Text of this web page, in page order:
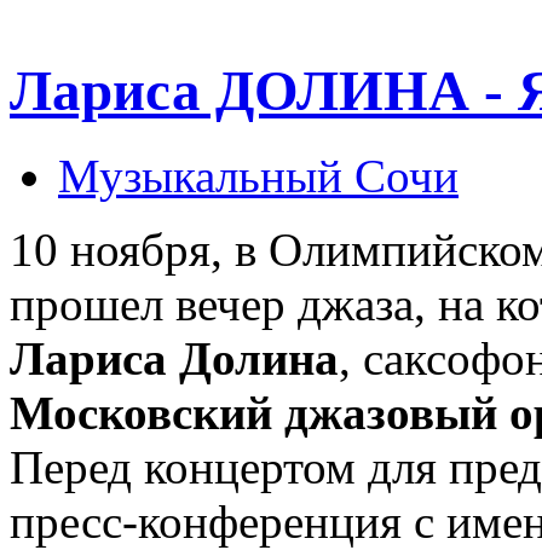
Лариса ДОЛИНА -
Музыкальный Сочи
10 ноября, в
прошел вечер джаза, на
Лариса Долина,
Московский джазовый
Перед концертом для
пресс-конференция с